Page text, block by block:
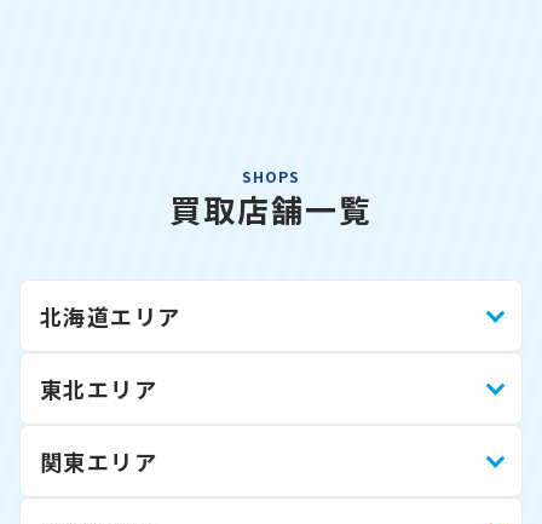
SHOPS
買取店舗一覧
北海道エリア
東北エリア
関東エリア